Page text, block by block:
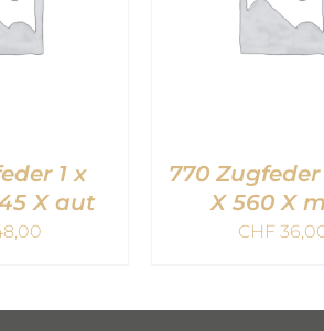
1 x
X aut
770 Zugfeder
X 560 X
CHF